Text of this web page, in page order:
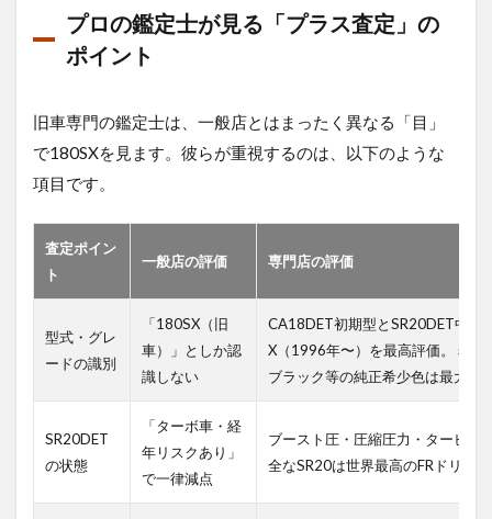
プロの鑑定士が見る「プラス査定」の
ポイント
旧車専門の鑑定士は、一般店とはまったく異なる「目」
で180SXを見ます。彼らが重視するのは、以下のような
項目です。
査定ポイン
ト
一般店の評価 専門店の評価
型式・グレ
ードの識別
「180SX（旧
車）」としか認
識しない
CA18DET初期型とSR20DET中期
X（1996年〜）を最高評価。ミッ
ブラック等の純正希少色は最大級
SR20DET
の状態
「ターボ車・経
年リスクあり」
で一律減点
ブースト圧・圧縮圧力・タービン
全なSR20は世界最高のFRドリフ